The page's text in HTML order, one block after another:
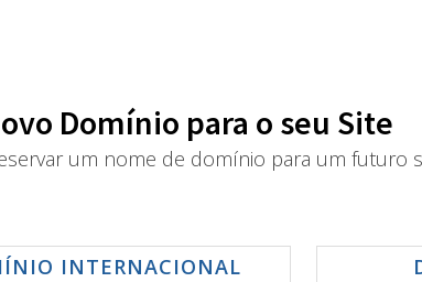
Domínio para o seu Site
um nome de domínio para um futuro
INTERNACIONAL